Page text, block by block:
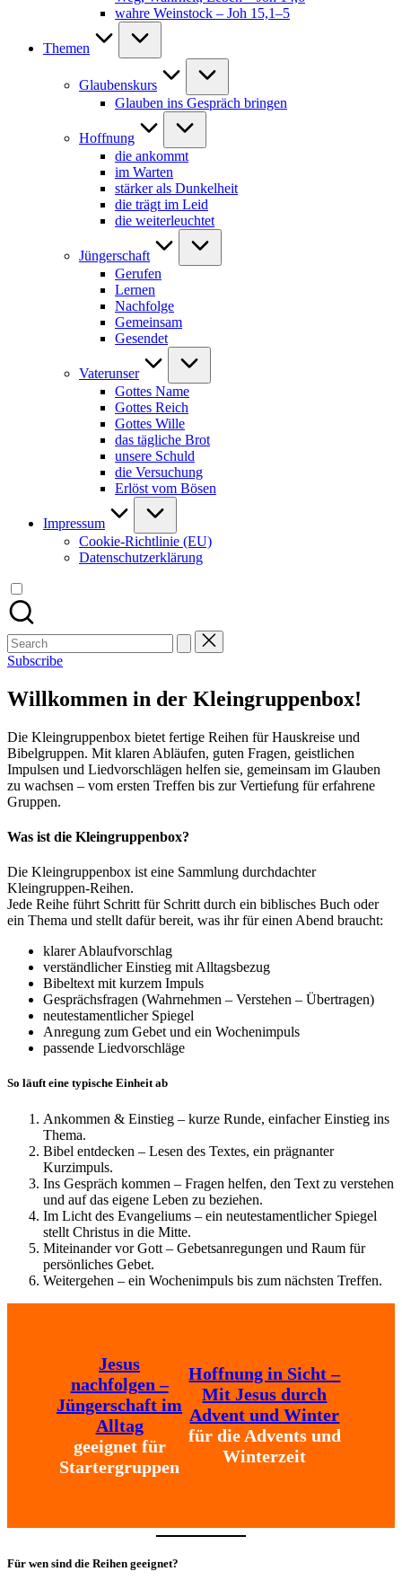
wahre Weinstock – Joh 15,1–5
Themen
Glaubenskurs
Glauben ins Gespräch bringen
Hoffnung
die ankommt
im Warten
stärker als Dunkelheit
die trägt im Leid
die weiterleuchtet
Jüngerschaft
Gerufen
Lernen
Nachfolge
Gemeinsam
Gesendet
Vaterunser
Gottes Name
Gottes Reich
Gottes Wille
das tägliche Brot
unsere Schuld
die Versuchung
Erlöst vom Bösen
Impressum
Cookie-Richtlinie (EU)
Datenschutzerklärung
Search
for:
Subscribe
Willkommen in der Kleingruppenbox!
Die Kleingruppenbox bietet fertige Reihen für Hauskreise und
Bibelgruppen. Mit klaren Abläufen, guten Fragen, geistlichen
Impulsen und Liedvorschlägen helfen sie, gemeinsam im Glauben
zu wachsen – vom ersten Treffen bis zur Vertiefung für erfahrene
Gruppen.
Was ist die Kleingruppenbox?
Die Kleingruppenbox ist eine Sammlung durchdachter
Kleingruppen-Reihen.
Jede Reihe führt Schritt für Schritt durch ein biblisches Buch oder
ein Thema und stellt dafür bereit, was ihr für einen Abend braucht:
klarer Ablaufvorschlag
verständlicher Einstieg mit Alltagsbezug
Bibeltext mit kurzem Impuls
Gesprächsfragen (Wahrnehmen – Verstehen – Übertragen)
neutestamentlicher Spiegel
Anregung zum Gebet und ein Wochenimpuls
passende Liedvorschläge
So läuft eine typische Einheit ab
Ankommen & Einstieg – kurze Runde, einfacher Einstieg ins
Thema.
Bibel entdecken – Lesen des Textes, ein prägnanter
Kurzimpuls.
Ins Gespräch kommen – Fragen helfen, den Text zu verstehen
und auf das eigene Leben zu beziehen.
Im Licht des Evangeliums – ein neutestamentlicher Spiegel
stellt Christus in die Mitte.
Miteinander vor Gott – Gebetsanregungen und Raum für
persönliches Gebet.
Weitergehen – ein Wochenimpuls bis zum nächsten Treffen.
Jesus
nachfolgen –
Jüngerschaft im
Alltag
geeignet für
Startergruppen
Hoffnung in Sicht –
Mit Jesus durch
Advent und Winter
für die Advents und
Winterzeit
Für wen sind die Reihen geeignet?